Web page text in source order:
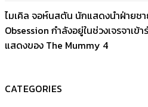
ไมเคิล จอห์นสตัน นักแสดงนำฝ่ายช
Obsession กำลังอยู่ในช่วงเจรจาเข้
แสดงของ The Mummy 4
CATEGORIES